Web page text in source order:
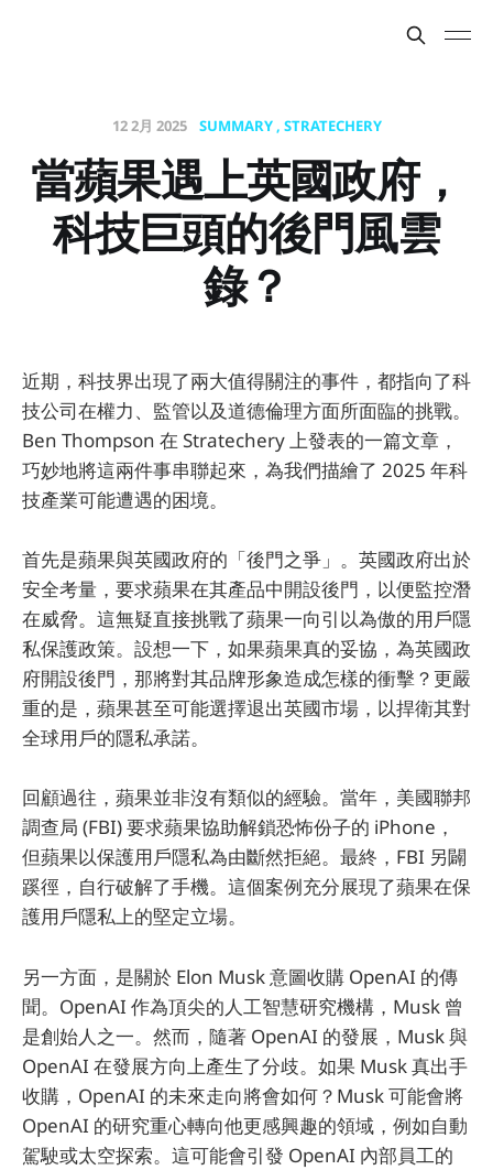
12 2月 2025 SUMMARY STRATECHERY
當蘋果遇上英國政府，
科技巨頭的後門風雲
錄？
近期，科技界出現了兩大值得關注的事件，都指向了科
技公司在權力、監管以及道德倫理方面所面臨的挑戰。
Ben Thompson 在 Stratechery 上發表的一篇文章，
巧妙地將這兩件事串聯起來，為我們描繪了 2025 年科
技產業可能遭遇的困境。
首先是蘋果與英國政府的「後門之爭」。英國政府出於
安全考量，要求蘋果在其產品中開設後門，以便監控潛
在威脅。這無疑直接挑戰了蘋果一向引以為傲的用戶隱
私保護政策。設想一下，如果蘋果真的妥協，為英國政
府開設後門，那將對其品牌形象造成怎樣的衝擊？更嚴
重的是，蘋果甚至可能選擇退出英國市場，以捍衛其對
全球用戶的隱私承諾。
回顧過往，蘋果並非沒有類似的經驗。當年，美國聯邦
調查局 (FBI) 要求蘋果協助解鎖恐怖份子的 iPhone，
但蘋果以保護用戶隱私為由斷然拒絕。最終，FBI 另闢
蹊徑，自行破解了手機。這個案例充分展現了蘋果在保
護用戶隱私上的堅定立場。
另一方面，是關於 Elon Musk 意圖收購 OpenAI 的傳
聞。OpenAI 作為頂尖的人工智慧研究機構，Musk 曾
是創始人之一。然而，隨著 OpenAI 的發展，Musk 與
OpenAI 在發展方向上產生了分歧。如果 Musk 真出手
收購，OpenAI 的未來走向將會如何？Musk 可能會將
OpenAI 的研究重心轉向他更感興趣的領域，例如自動
駕駛或太空探索。這可能會引發 OpenAI 內部員工的